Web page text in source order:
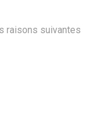
raisons suivantes